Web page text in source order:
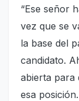
“Ese señor
vez que se
la base del
candidato.
abierta para
esa